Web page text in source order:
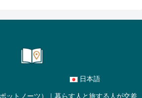
日本語
ットノーツ）｜暮らす人と旅する人が交差